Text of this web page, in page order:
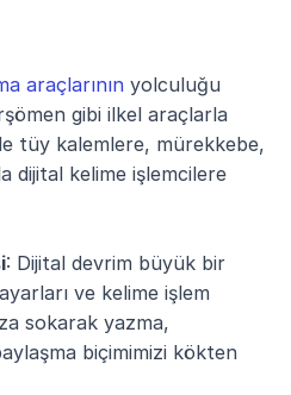
araçlarının yolculuğu
gibi ilkel araçlarla
tüy kalemlere, mürekkebe,
dijital kelime işlemcilere
: Dijital devrim büyük bir
ve kelime işlem
sokarak yazma,
biçimimizi kökten